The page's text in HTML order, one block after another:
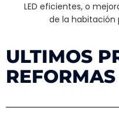
LED eficientes, o
de la habitación
ULTIMOS